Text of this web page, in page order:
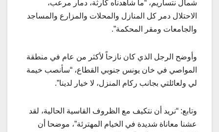
شمال نتساريم، “ما شاهدناه كارثة، دمار مرعب،
الاحتلال دمر كل المنازل والمحلات والمزارع والمساجد
والجامعات ومقر المحكمة”.
وأوضح الرجل الذي كان نازحاً لأكثر من عام في منطقة
المواصي في خان يونس جنوبي القطاع، “سأنصب خيمة
لي ولعائلتي بجانب ركام المنزل، لا خيار لدينا”.
وتابع: “نريد أن نتكيف مع الظروف القاسية الحالية، لقد
عشنا معاناة شديدة في الخيام المهترئة”، موضحا أن